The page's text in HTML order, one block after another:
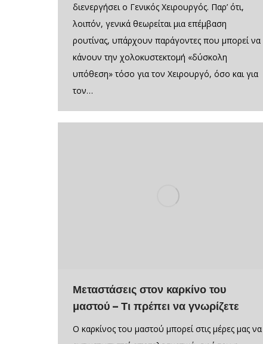
διενεργήσει ο Γενικός Χειρουργός. Παρ’ ότι,
λοιπόν, γενικά θεωρείται μια επέμβαση
ρουτίνας, υπάρχουν παράγοντες που μπορεί να
κάνουν την χολοκυστεκτομή «δύσκολη
υπόθεση» τόσο για τον Χειρουργό, όσο και για
τον…
Μεταστάσεις στον καρκίνο του
μαστού – Τι πρέπει να γνωρίζετε
Ο καρκίνος του μαστού μπορεί στις μέρες μας να